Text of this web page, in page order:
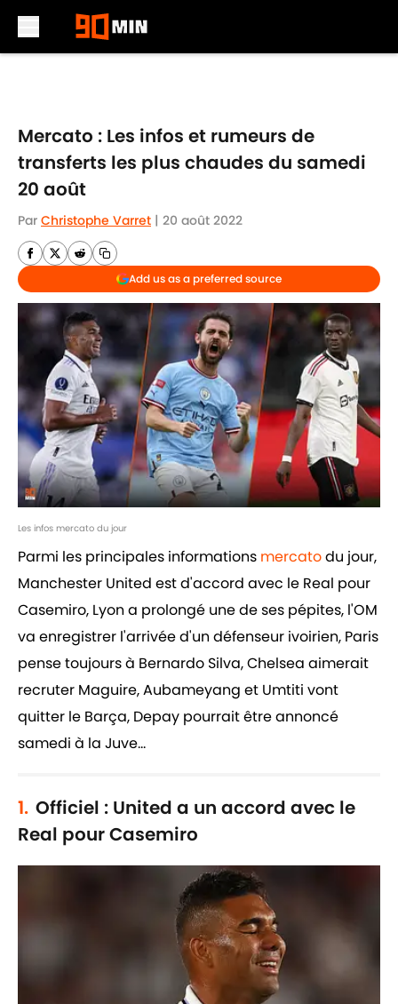
Mercato : Les infos et rumeurs de
transferts les plus chaudes du samedi
20 août
Par Christophe Varret | 20 août 2022
Add us as a preferred source
Les infos mercato du jour
Parmi les principales informations mercatodu jour,
Manchester United est d'accord avec le Real pour
Casemiro, Lyon a prolongé une de ses pépites, l'OM
va enregistrer l'arrivée d'un défenseur ivoirien, Paris
pense toujours à Bernardo Silva, Chelsea aimerait
recruter Maguire, Aubameyang et Umtiti vont
quitter le Barça, Depay pourrait être annoncé
samedi à la Juve...
1. Officiel : United a un accord avec le
Real pour Casemiro